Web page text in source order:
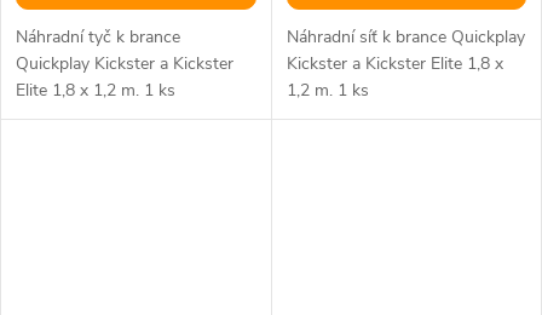
Náhradní tyč k brance
Quickplay Kickster a Kickster
Elite 1,8 x 1,2 m. 1 ks
Náhradní síť k brance Quickplay
Kickster a Kickster Elite 1,8 x
1,2 m. 1 ks